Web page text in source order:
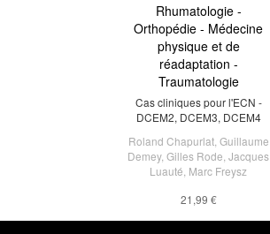
Rhumatologie -
Orthopédie - Médecine
physique et de
réadaptation -
Traumatologie
Cas cliniques pour l'ECN -
DCEM2, DCEM3, DCEM4
Roland Chapurlat, Guillaume
Demey, Gilles Rode Jacques
Luauté Marc Freysz
21,99 €